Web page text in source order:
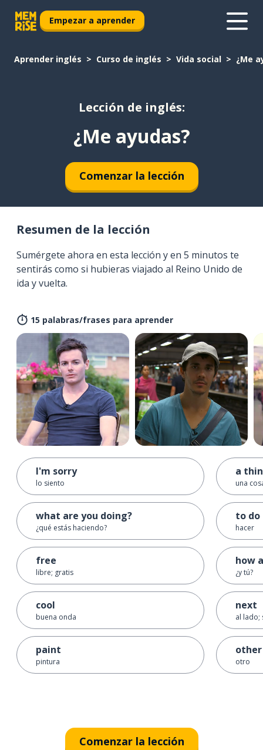
Empezar a aprender
Aprender inglés Curso de inglés Vida social ¿Me
Lección de inglés:
¿Me ayudas?
Comenzar la lección
Resumen de la lección
Sumérgete ahora en esta lección y en 5 minutos te
sentirás como si hubieras viajado al Reino Unido de
ida y vuelta.
15 palabras/frases para aprender
I'm sorry
lo siento
what are you doing?
¿qué estás haciendo?
free
libre; gratis
cool
buena onda
paint
pintura
a
una
to do
hacer
how
¿y tú?
next
al lado;
other
otro
Comenzar la lección